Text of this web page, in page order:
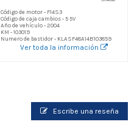
Código de motor - F14S3
Código de caja cambios - 5 5V
Año de vehículo - 2004
KM - 103019
Numero de bastidor - KLASF48A14B103859
Ver toda la información
Escribe una reseña